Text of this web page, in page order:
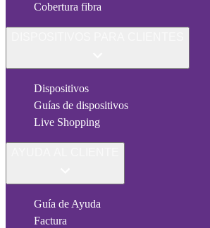
Cobertura fibra
Dispositivos
Guías de dispositivos
Live Shopping
Guía de Ayuda
Factura